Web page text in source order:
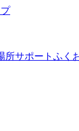
所サポートふく